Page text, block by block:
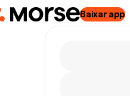
Baixar app